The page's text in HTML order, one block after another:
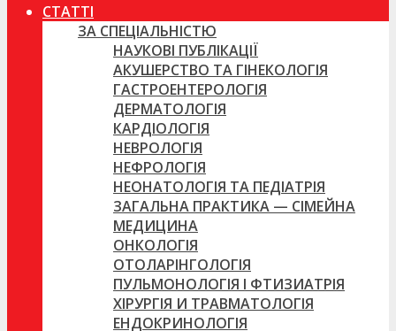
СТАТТІ
ЗА СПЕЦІАЛЬНІСТЮ
НАУКОВІ ПУБЛІКАЦІЇ
АКУШЕРСТВО ТА ГІНЕКОЛОГІЯ
ГАСТРОЕНТЕРОЛОГІЯ
ДЕРМАТОЛОГІЯ
КАРДІОЛОГІЯ
НЕВРОЛОГІЯ
НЕФРОЛОГІЯ
НЕОНАТОЛОГІЯ ТА ПЕДІАТРІЯ
ЗАГАЛЬНА ПРАКТИКА — СІМЕЙНА
МЕДИЦИНА
ОНКОЛОГІЯ
ОТОЛАРІНГОЛОГІЯ
ПУЛЬМОНОЛОГІЯ І ФТИЗИАТРІЯ
ХІРУРГІЯ И ТРАВМАТОЛОГІЯ
ЕНДОКРИНОЛОГІЯ